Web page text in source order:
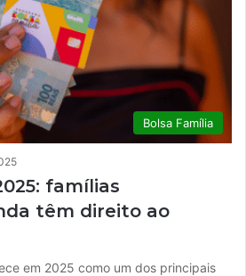
Bolsa Família
famílias
têm direito ao
em 2025 como um dos principais